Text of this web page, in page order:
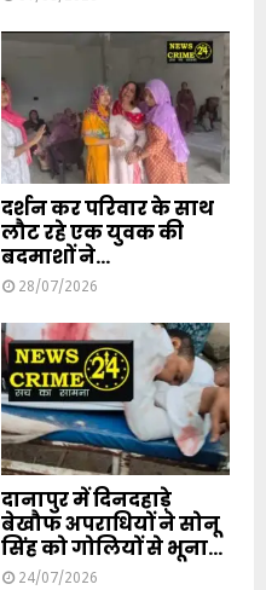
दर्शन कर परिवार के साथ
लौट रहे एक युवक की
बदमाशों ने...
28/07/2026
दानापुर में दिनदहाड़े
बेखौफ अपराधियों ने सोनू
सिंह को गोलियों से भूना...
24/07/2026